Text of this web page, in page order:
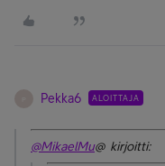
Pekka6 ALOITTAJA
@MikaelMu@ kirjoitti: